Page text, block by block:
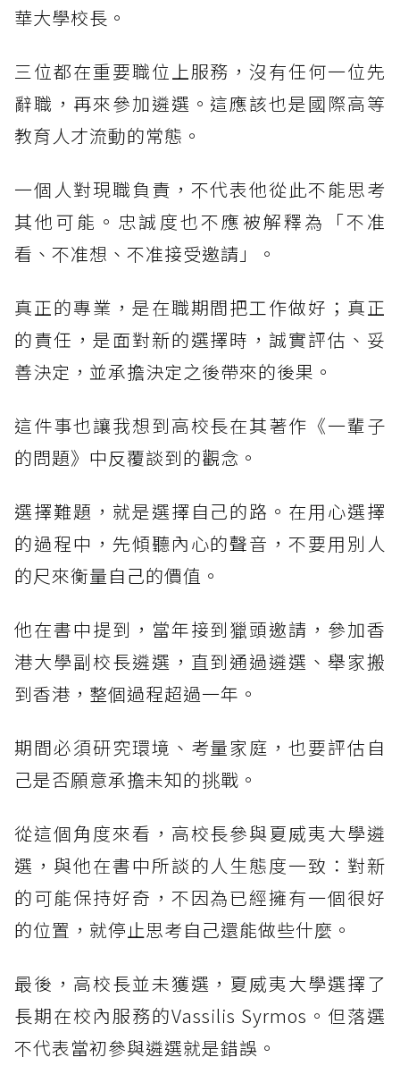
華大學校長。
三位都在重要職位上服務，沒有任何一位先
辭職，再來參加遴選。這應該也是國際高等
教育人才流動的常態。
一個人對現職負責，不代表他從此不能思考
其他可能。忠誠度也不應被解釋為「不准
看、不准想、不准接受邀請」。
真正的專業，是在職期間把工作做好；真正
的責任，是面對新的選擇時，誠實評估、妥
善決定，並承擔決定之後帶來的後果。
這件事也讓我想到高校長在其著作《一輩子
的問題》中反覆談到的觀念。
選擇難題，就是選擇自己的路。在用心選擇
的過程中，先傾聽內心的聲音，不要用別人
的尺來衡量自己的價值。
他在書中提到，當年接到獵頭邀請，參加香
港大學副校長遴選，直到通過遴選、舉家搬
到香港，整個過程超過一年。
期間必須研究環境、考量家庭，也要評估自
己是否願意承擔未知的挑戰。
從這個角度來看，高校長參與夏威夷大學遴
選，與他在書中所談的人生態度一致：對新
的可能保持好奇，不因為已經擁有一個很好
的位置，就停止思考自己還能做些什麼。
最後，高校長並未獲選，夏威夷大學選擇了
長期在校內服務的Vassilis Syrmos。但落選
不代表當初參與遴選就是錯誤。